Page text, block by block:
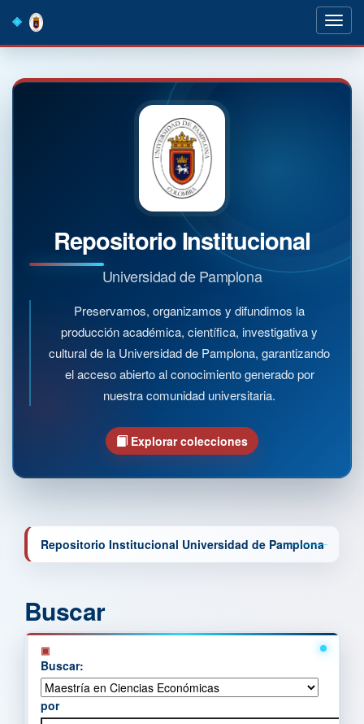
navigation
Repositorio Institucional
Universidad de Pamplona
Preservamos, organizamos y difundimos la
producción académica, científica, investigativa y
cultural de la Universidad de Pamplona, garantizando
el acceso abierto al conocimiento generado por
nuestra comunidad universitaria.
Explorar colecciones
Repositorio Institucional Universidad de Pamplona
Buscar
Buscar:
por